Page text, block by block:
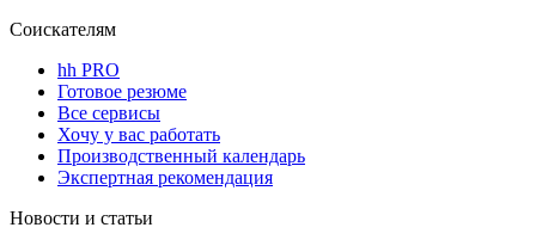
Соискателям
hh PRO
Готовое резюме
Все сервисы
Хочу у вас работать
Производственный календарь
Экспертная рекомендация
Новости и статьи